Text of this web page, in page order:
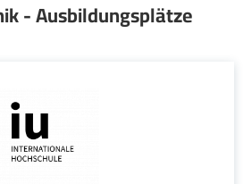
- Ausbildungsplätze